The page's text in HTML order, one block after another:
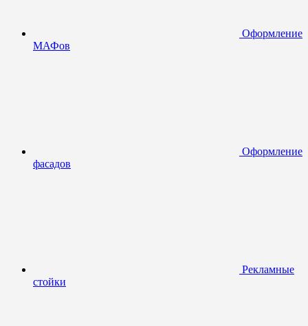
Оформление
МАФов
Оформление
фасадов
Рекламные
стойки